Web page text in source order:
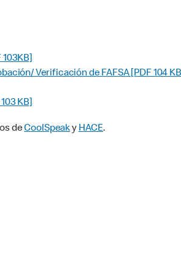
Verificación de FAFSA [PDF 104
KB]
deCoolSpeaky HACE.